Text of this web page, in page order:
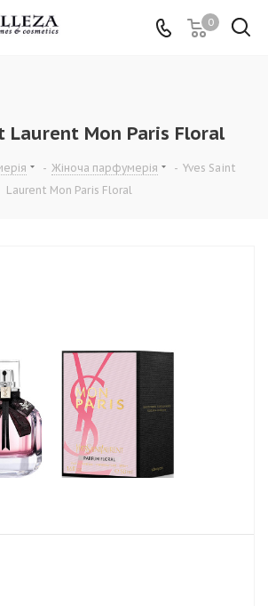
0
Laurent Mon Paris Floral
- Жіноча парфумерія - Yves Saint
Laurent Mon Paris Floral